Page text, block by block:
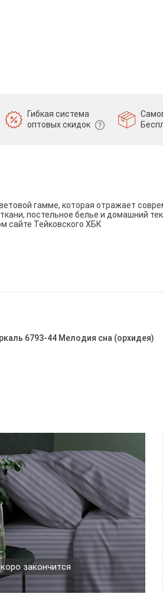
Гибкая система
оптовых скидок
гамме, которая отражает
постельное белье и домашний
сайте Тейковского ХБК
6793-44 Мелодия сна (орхидея)
закончится